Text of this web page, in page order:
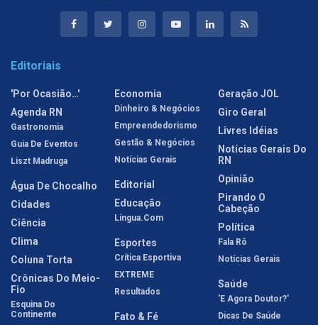
Editoriais
'Por Ocasião…'
Agenda RN
Gastronomia
Guia De Eventos
Liszt Madruga
Água De Chocalho
Cidades
Ciência
Clima
Coluna Torta
Crônicas Do Meio-
Fio
Esquina Do
Continente
Economia
Dinheiro & Negócios
Empreendedorismo
Gestão & Negócios
Notícias Gerais
Editorial
Educação
Língua.com
Esportes
Crítica Esportiva
EXTREME
Resultados
Fato & Fé
Geração JOL
Giro Geral
Livres Idéias
Notícias Gerais Do
RN
Opinião
Pirando O
Cabeção
Política
Fala Rô
Notícias Gerais
Saúde
'E Agora Doutor?'
Dicas De Saúde